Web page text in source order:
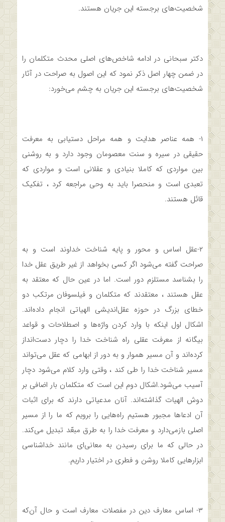
شخصیت‌های برجسته این جریان هستند.
دکتر سبحانی در ادامه شاخص‌های اصلی محدث متکلمان را
در ضمن چهار اصل ذکر نمود که این اصول به صراحت در آثار
شخصیت‌های برجسته این جریان به چشم می‌خورد:
۱- همه عناصر هدایت و همه مراحل دستیابی به معرفت
حقیقی در سیره و سنت معصومان وجود دارد و به روشنی
بین مواردی که کاملا بنیادی و عقلانی است و مواردی که
تعبدی است و منحصرا باید به وحی مراجعه کرد ، تفکیک
قائل هستند.
۲-عقل اساس و محور و پایه شناخت خداوند است و به
صراحت گفته می‌شود اگر کسی بخواهد از غیر طریق عقل خدا
را بشناسد مستلزم دور است. اما در عین حال که معتقد به
عقل هستند ، معتقدند که متکلمان و فیلسوفان مرتکب دو
خطای بزرگ در حوزه عقل‌اندیشی الهیاتی انجام داده‌اند.
اشکال اول اینکه با وارد کردن واژه‌ها و اصطلاحات و قواعد
بیگانه از معرفت عقلی راه شناخت خدا را دچار دست‌انداز
کرده‌اند و آن مسیر هموار و به دور از ابهامی که عقل می‌تواند
مسیر شناخت خدا را طی کند ، وقتی وارد کلام می‌شود دچار
آسیب می‌شود.اشکال دوم این است که متکلمان بار اضافی بر
دوش الهیات گذاشته‌اند. آنان مدعیاتی دارند که برای اثبات
آن ادعاها مجبور هستیم راه‌هایی را برویم که ما را از مسیر
اصلی بازمی‌دارد و معرفت خدا را به طرق مبعّد تبدیل می‌کند.
در حالی که ما برای رسیدن به معانی‌ای مانند خداشناسی
ابزارهایی کاملا روشن و فطری در اختیار داریم.
۳- اساس معارف دین در مفصلات معارف است و حال آن‌که